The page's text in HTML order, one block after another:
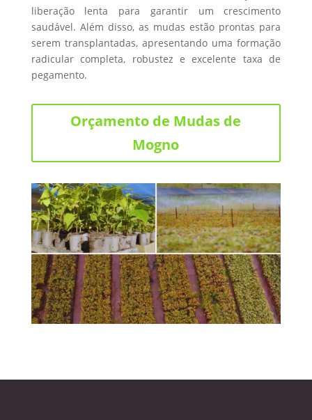
liberação lenta para garantir um crescimento
saudável. Além disso, as mudas estão prontas para
serem transplantadas, apresentando uma formação
radicular completa, robustez e excelente taxa de
pegamento.
Orçamento de Mudas de
Mogno